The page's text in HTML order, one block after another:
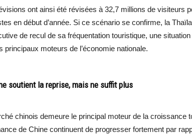
ont ainsi été révisées à 32,7 millions de visiteurs
en début d’année. Si ce scénario se confirme, la
de recul de sa fréquentation touristique, une
principaux moteurs de l’économie nationale.
soutient la reprise, mais ne suffit plus
chinois demeure le principal moteur de la croissance
de Chine continuent de progresser fortement par